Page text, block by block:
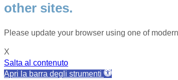
other sites.
Please update your browser using one of
X
Salta al contenuto
Apri la barra degli strumenti